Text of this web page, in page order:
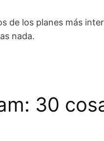
de los planes más
nada.
30